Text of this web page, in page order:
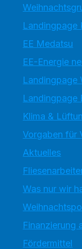
Landingpage
EE Medatsu
EE-Energie
Landingpage
Landingpage
Klima &
Vorgaben für
Aktuelles
Was nur wir
Finanzierung
Fördermittel